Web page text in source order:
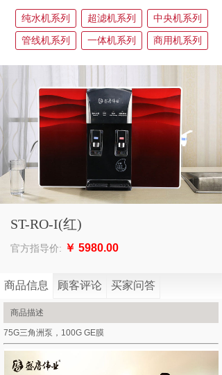
纯水机系列 超滤机系列
中央机系列
管线机系列
一体机系列 商用机系列
ST-RO-I(红)
官方指导价: ￥ 5980.00
商品信息 顾客评论 买家问答
商品描述
75G三角洲泵，100G GE膜